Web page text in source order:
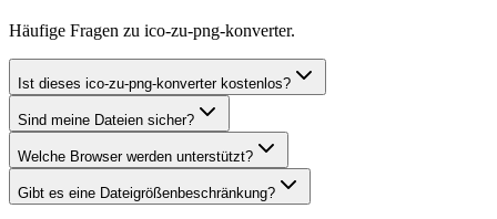
Häufige Fragen zu ico-zu-png-konverter.
Ist dieses ico-zu-png-konverter kostenlos?
Sind meine Dateien sicher?
Welche Browser werden unterstützt?
Gibt es eine Dateigrößenbeschränkung?